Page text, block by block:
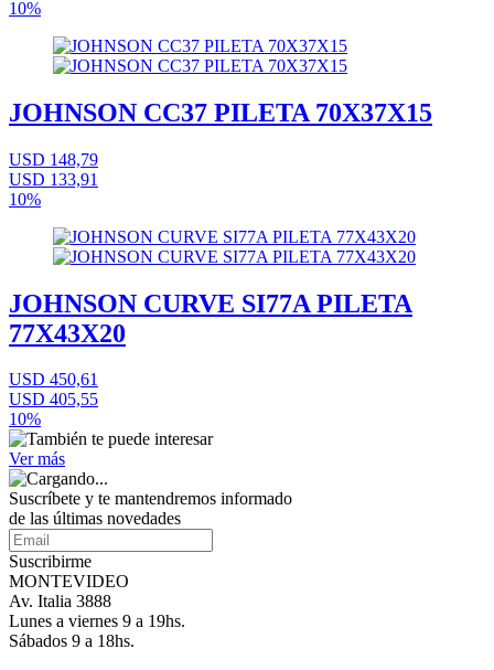
10%
JOHNSON CC37 PILETA 70X37X15
USD 148,79
USD 133,91
10%
JOHNSON CURVE SI77A PILETA
77X43X20
USD 450,61
USD 405,55
10%
Ver más
Suscríbete y te mantendremos informado
de las últimas novedades
Suscribirme
MONTEVIDEO
Av. Italia 3888
Lunes a viernes 9 a 19hs.
Sábados 9 a 18hs.